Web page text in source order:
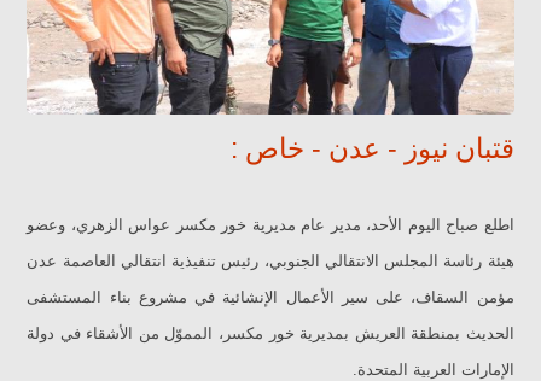
قتبان نيوز - عدن - خاص :
اطلع صباح اليوم الأحد، مدير عام مديرية خور مكسر عواس الزهري، وعضو
هيئة رئاسة المجلس الانتقالي الجنوبي، رئيس تنفيذية انتقالي العاصمة عدن
مؤمن السقاف، على سير الأعمال الإنشائية في مشروع بناء المستشفى
الحديث بمنطقة العريش بمديرية خور مكسر، المموّل من الأشقاء في دولة
الإمارات العربية المتحدة.